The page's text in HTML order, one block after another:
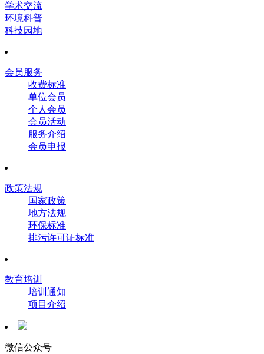
学术交流
环境科普
科技园地
会员服务
收费标准
单位会员
个人会员
会员活动
服务介绍
会员申报
政策法规
国家政策
地方法规
环保标准
排污许可证标准
教育培训
培训通知
项目介绍
微信公众号